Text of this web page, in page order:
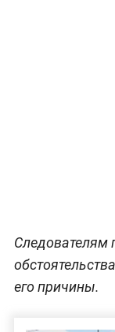
Следователям
его причины.